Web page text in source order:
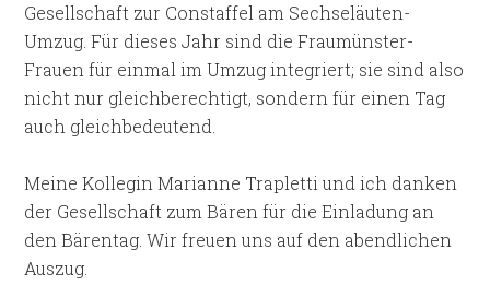
Gesellschaft zur Constaffel am Sechseläuten-
Umzug. Für dieses Jahr sind die Fraumünster-
Frauen für einmal im Umzug integriert; sie sind also
nicht nur gleichberechtigt, sondern für einen Tag
auch gleichbedeutend.
Meine Kollegin Marianne Trapletti und ich danken
der Gesellschaft zum Bären für die Einladung an
den Bärentag. Wir freuen uns auf den abendlichen
Auszug.